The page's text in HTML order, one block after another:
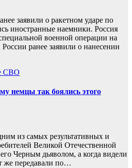
заявили о ракетном ударе по
иностранные наемники. Россия
военной операции на
ранее заявили о нанесении
СВО
немцы так боялись этого
из самых результативных и
Великой Отечественной
Черным дьяволом, а когда видели
же передавали по…